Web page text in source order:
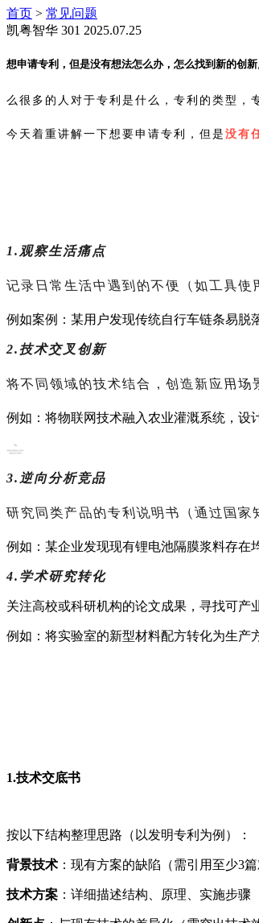
首页 > 常见问题
凯粤智华 301 2025.07.25
想申请专利，但是没有想法怎么办，怎么找到新的创新
么很多的人对于专利是什么，专利的类型，
今天着重讲解一下想要申请专利，但是 没有
1.观察生活痛点
记录日常生活中遇到的不便（如工具使
例如案例：某用户发现传统自行车链条易脱
2.技术交叉创新
将不同领域的技术结合，创造新应用场
例如：将物联网技术融入农业灌溉系统，设
3.逆向分析竞品
研究同类产品的专利说明书（通过国家
例如：某企业发现现有锂电池隔膜浆料存在
4.学术研究转化
关注高校或科研机构的论文成果，寻找可产
例如：将实验室的新型材料配方转化为生产
1.技术交底书
按以下结构整理思路（以发明专利为例）：
背景技术 ：现有方案的缺陷（需引用至少3篇
技术方案 ：详细描述结构、原理、实施步骤